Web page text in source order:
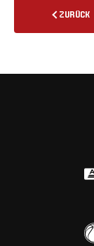
ZURÜCK